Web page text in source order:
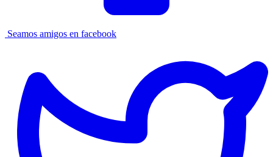
Seamos amigos en facebook